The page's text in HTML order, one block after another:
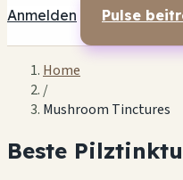
Anmelden Pulse
Home
/
Mushroom Tinctures
Beste